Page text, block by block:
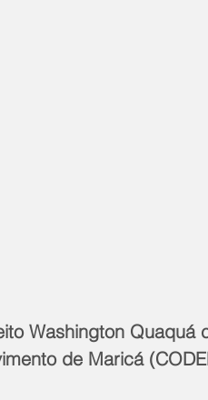
Washington Quaquá
de Maricá